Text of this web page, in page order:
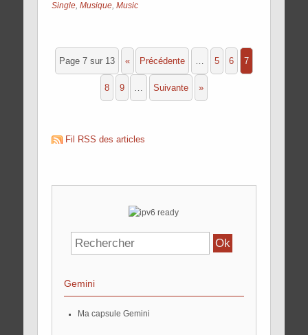
Single, Musique, Music
Page 7 sur 13 « précédente 5 6 7
8 9 suivante »
Fil RSS des articles
Gemini
Ma capsule Gemini